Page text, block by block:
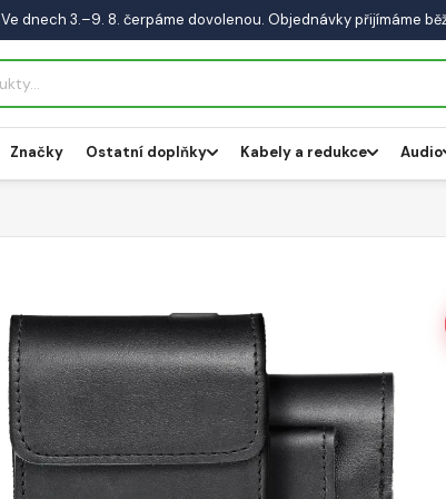
Ve dnech 3.–9. 8. čerpáme dovolenou. Objednávky přijímáme
Značky Ostatní doplňky Kabely a redukce Audio